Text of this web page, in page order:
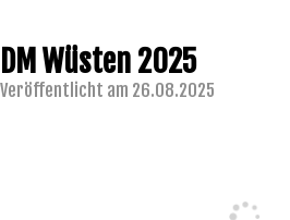
DM Wüsten 2025
Veröffentlicht am 26.08.2025